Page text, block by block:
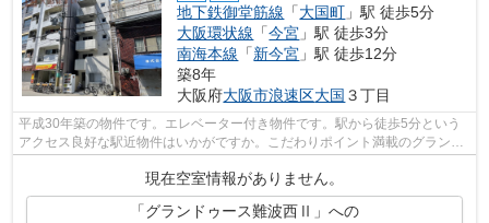
地下鉄御堂筋線 「大国町 」駅 徒歩5分
大阪環状線 「今宮 」駅 徒歩3分
南海本線 「新今宮 」駅 徒歩12分
築8年
大阪府大阪市浪速区大国 ３丁目
平成30年築の物件です。エレベーター付き物件です。駅から徒歩5分という
アクセス良好な駅近物件はいかがですか。こだわりポイント満載のグランデ
現在空室情報がありません。
「グランドゥース難波西Ⅱ」への